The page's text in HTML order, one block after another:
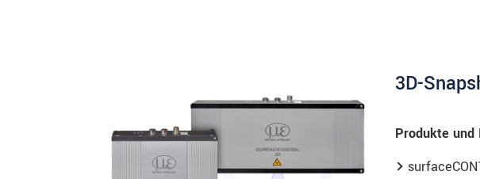
3D-
Produkte und